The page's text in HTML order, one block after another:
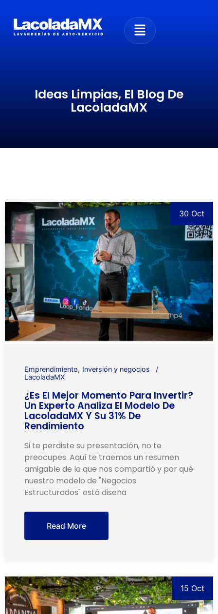
Ideas Limpias, El Blog De
LacoladaMX
30 Oct
Emprendimiento
Inversión y negocios
LacoladaMX
¿Es El Mejor Momento Para Invertir?
Un Experto Analiza El Modelo De
LacoladaMX Y Su 31% De
Rendimiento
Si te perdiste su presentación, no te
preocupes. Aquí te traemos un resumen
amigable de lo que nos compartió y por qué
nuestro modelo de "Negocios
Estructurados" está diseña
Read More
15 Oct